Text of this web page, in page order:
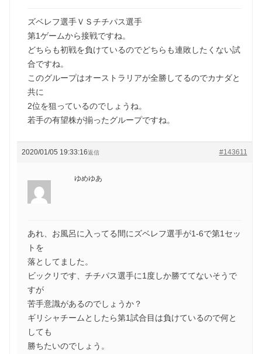
ズベレフ選手ＶＳチチパス選手
第1ゲームから接戦ですね。
どちらも初戦を負けているのでどちらも連敗したくない試
合ですね。
このグループはオーストラリアが全勝してるのでカナダと
共に
2位を狙っているのでしょうね。
若手の有望株が揃ったグループですね。
2020/01/05 19:33:16 #143611
返信
ゆめゆあ
あれ、お風呂に入ってる間にズベレフ選手が1-6で第1セッ
トを
落としてました。
ビックリです、チチパス選手に1度しか勝ててないそうで
すが
苦手意識があるのでしょうか？
ギリシャチームとしたら第1試合目は負けているので何と
しても
勝ちたいのでしょう。